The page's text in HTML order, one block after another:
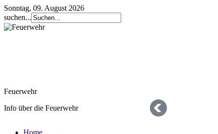
Sonntag, 09. August 2026
suchen...
Feuerwehr
Info über die Feuerwehr
Home